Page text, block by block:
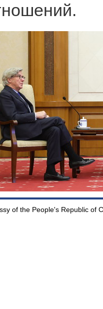
of the People's Republic of